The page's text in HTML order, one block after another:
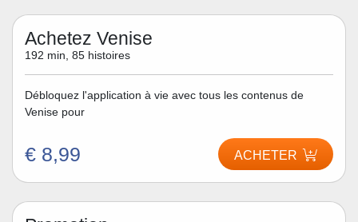
Achetez Venise
192 min, 85 histoires
Débloquez l'application à vie avec tous les contenus de
Venise pour
€ 8,99 ACHETER